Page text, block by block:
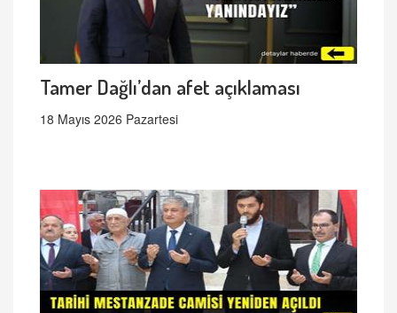
Tamer Dağlı’dan afet açıklaması
18 Mayıs 2026 Pazartesi